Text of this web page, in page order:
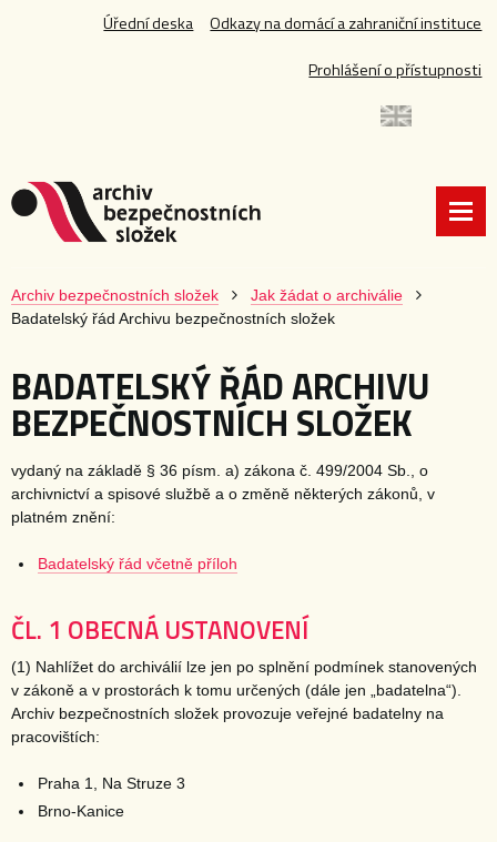
Úřední deska
Odkazy na domácí a zahraniční instituce
Prohlášení o přístupnosti
Archiv bezpečnostních složek
Jak žádat o archiválie
Badatelský řád Archivu bezpečnostních složek
BADATELSKÝ ŘÁD ARCHIVU
BEZPEČNOSTNÍCH SLOŽEK
vydaný na základě § 36 písm. a) zákona č. 499/2004 Sb., o
archivnictví a spisové službě a o změně některých zákonů, v
platném znění:
Badatelský řád včetně příloh
ČL. 1 OBECNÁ USTANOVENÍ
(1) Nahlížet do archiválií lze jen po splnění podmínek stanovených
v zákoně a v prostorách k tomu určených (dále jen „badatelna“).
Archiv bezpečnostních složek provozuje veřejné badatelny na
pracovištích:
Praha 1, Na Struze 3
Brno-Kanice